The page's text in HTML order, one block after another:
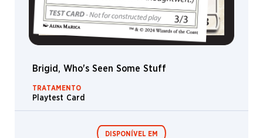
Plebeu
Dragonete
Aparição
Teferi
Jogador
Brigid, Who's Seen Some Stuff
TRATAMENTO
Playtest Card
DISPONÍVEL EM